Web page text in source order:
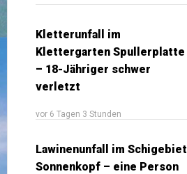
Kletterunfall im
Klettergarten Spullerplatte
– 18-Jähriger schwer
verletzt
vor 6 Tagen 3 Stunden
Lawinenunfall im Schigebiet
Sonnenkopf – eine Person